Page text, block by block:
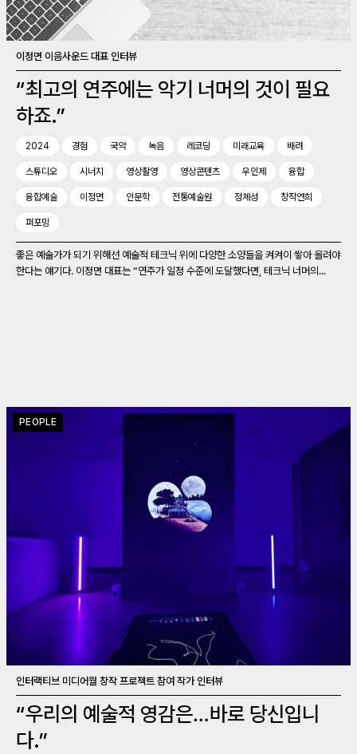
이정면 이음사운드 대표 인터뷰
“최고의 연주에는 악기 너머의 것이 필요
하죠.”
2024 경험 국악 녹음 레코딩 미래교육 배려
스튜디오 시너지 영상촬영 영상콘텐츠 우인제 융합
융합예술 이정면 인문학 전통예술원 정체성 창작연희
퍼포밍
좋은 예술가가 되기 위해선 예술적 테크닉 위에 다양한 소양들을 켜켜이 쌓아 올려야
한다는 얘기다. 이정면 대표는 “연주가 일정 수준에 도달했다면, 테크닉 너머의...
PEOPLE
인터랙티브 미디어월 창작 프로젝트 참여 작가 인터뷰
“우리의 예술적 영감은…바로 당신입니
다.”